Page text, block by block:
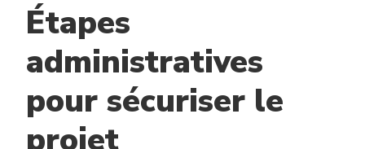
Étapes
administratives
pour sécuriser le
projet